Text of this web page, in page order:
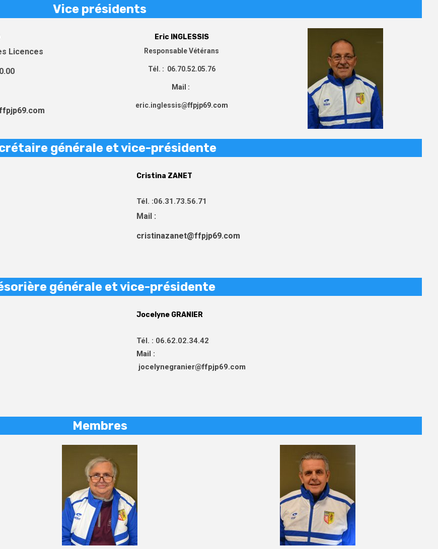
Vice présidents
Licences
Eric INGLESSIS
Responsable Vétérans
Tél. : 06.70.52.05.76
Mail :
eric.inglessis@ffpjp69.com
générale et vice-présidente
Cristina ZANET
Tél. :06.31.73.56.71
Mail :
cristinazanet@ffpjp69.com
générale et vice-présidente
Jocelyne GRANIER
Tél. : 06.62.02.34.42
Mail :
jocelynegranier@ffpjp69.com
Membres